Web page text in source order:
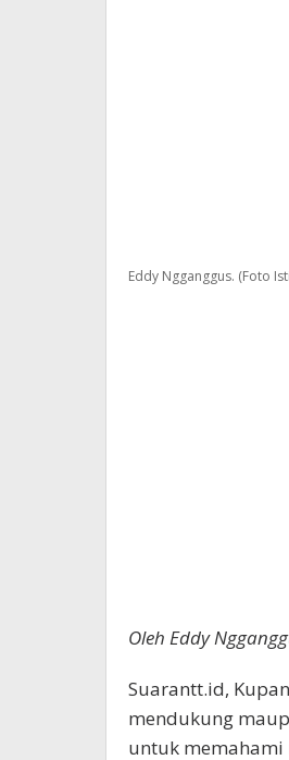
Eddy Ngganggus. (Foto
Oleh Eddy
Suarantt.id,
mendukung
untuk memahami